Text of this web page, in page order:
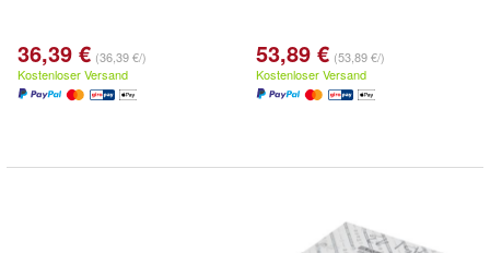
36,39 € (36,39 €/)
Kostenloser Versand
53,89 € (53,89 €/)
Kostenloser Versand